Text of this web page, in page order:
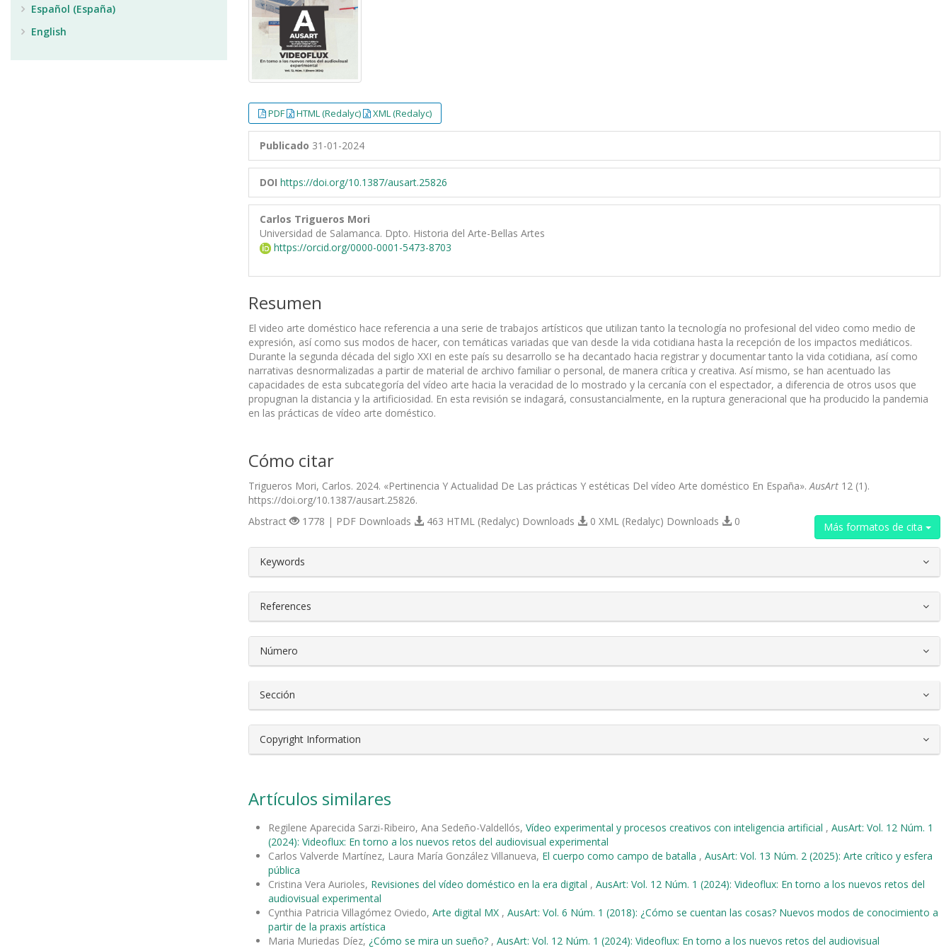
PDF HTML (Redalyc) XML (Redalyc)
Publicado 31-01-2024
DOI https://doi.org/10.1387/ausart.25826
Carlos Trigueros Mori
Universidad de Salamanca. Dpto. Historia del Arte-Bellas Artes
https://orcid.org/0000-0001-5473-8703
Resumen
El video arte doméstico hace referencia a una serie de trabajos artísticos que utilizan tanto la tecnología no profesional del video como medio de
expresión, así como sus modos de hacer, con temáticas variadas que van desde la vida cotidiana hasta la recepción de los impactos mediáticos.
Durante la segunda década del siglo XXI en este país su desarrollo se ha decantado hacia registrar y documentar tanto la vida cotidiana, así como
narrativas desnormalizadas a partir de material de archivo familiar o personal, de manera crítica y creativa. Así mismo, se han acentuado las
capacidades de esta subcategoría del vídeo arte hacia la veracidad de lo mostrado y la cercanía con el espectador, a diferencia de otros usos que
propugnan la distancia y la artificiosidad. En esta revisión se indagará, consustancialmente, en la ruptura generacional que ha producido la pandemia
en las prácticas de vídeo arte doméstico.
Cómo citar
Trigueros Mori, Carlos. 2024. «Pertinencia Y Actualidad De Las prácticas Y estéticas Del vídeo Arte doméstico En España».AusArt 12 (1).
https://doi.org/10.1387/ausart.25826.
Más formatos de cita
Abstract 1778 | PDF Downloads 463 HTML (Redalyc) Downloads 0 XML (Redalyc) Downloads 0
##plugins.themes.bootstrap3.article.details##
Keywords
References
Número
Sección
Copyright Information
Artículos similares
Regilene Aparecida Sarzi-Ribeiro, Ana Sedeño-Valdellós, Vídeo experimental y procesos creativos con inteligencia artificial , AusArt: Vol. 12 Núm. 1
(2024): Videoflux: En torno a los nuevos retos del audiovisual experimental
Carlos Valverde Martínez, Laura María González Villanueva, El cuerpo como campo de batalla , AusArt: Vol. 13 Núm. 2 (2025): Arte crítico y esfera
pública
Cristina Vera Aurioles, Revisiones del vídeo doméstico en la era digital , AusArt: Vol. 12 Núm. 1 (2024): Videoflux: En torno a los nuevos retos del
audiovisual experimental
Cynthia Patricia Villagómez Oviedo, Arte digital MX , AusArt: Vol. 6 Núm. 1 (2018): ¿Cómo se cuentan las cosas? Nuevos modos de conocimiento a
partir de la praxis artística
Maria Muriedas Díez, ¿Cómo se mira un sueño? , AusArt: Vol. 12 Núm. 1 (2024): Videoflux: En torno a los nuevos retos del audiovisual
Español (España)
English